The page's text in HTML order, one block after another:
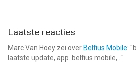
Laatste reacties
Marc Van Hoey zei over Belfius Mobile: "
laatste update, app. belfius mobile,... "